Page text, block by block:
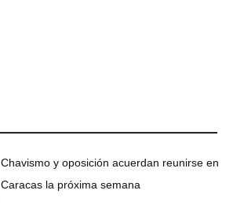
Chavismo y oposición acuerdan reunirse en
Caracas la próxima semana